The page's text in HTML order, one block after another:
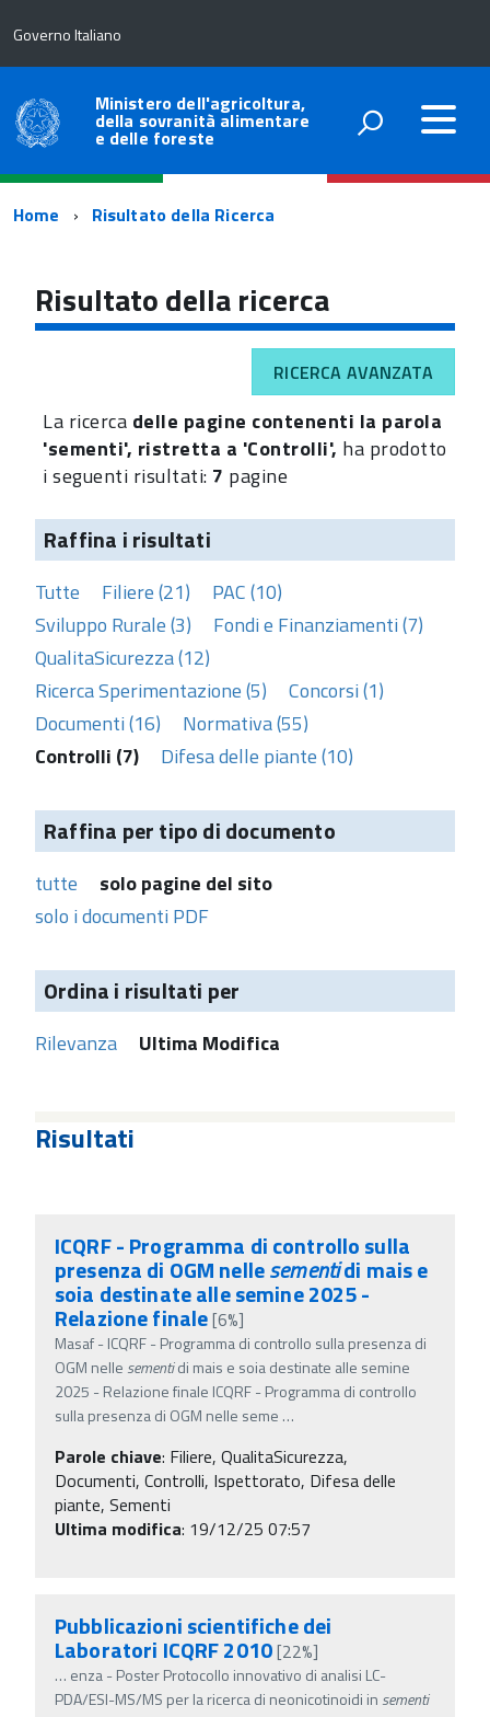
Governo Italiano
Ministero dell'agricoltura,
della sovranità alimentare
e delle foreste
Percorso
navigazione
Home Risultato della Ricerca
Risultato della ricerca
RICERCA AVANZATA
La ricerca delle pagine contenenti la parola
'sementi', ristretta a 'Controlli', ha prodotto
i seguenti risultati: 7 pagine
Raffina i risultati
Tutte Filiere (21)
PAC (10)
Sviluppo Rurale (3)
Fondi e Finanziamenti (7)
QualitaSicurezza (12)
Ricerca Sperimentazione (5)
Concorsi (1)
Documenti (16)
Normativa (55)
Controlli (7)
Difesa delle piante (10)
Raffina per tipo di documento
tutte
solo pagine del sito
solo i documenti PDF
Ordina i risultati per
Rilevanza Ultima Modifica
Risultati
ICQRF - Programma di controllo sulla
presenza di OGM nellesementidi mais e
soia destinate alle semine 2025 -
Relazione finale[6%]
Masaf - ICQRF - Programma di controllo sulla presenza di
OGM nelle sementidi mais e soia destinate alle semine
2025 - Relazione finale ICQRF - Programma di controllo
sulla presenza di OGM nelle seme …
Parole chiave: Filiere, QualitaSicurezza,
Documenti, Controlli, Ispettorato, Difesa delle
piante, Sementi
Ultima modifica: 19/12/25 07:57
Pubblicazioni scientifiche dei
Laboratori ICQRF 2010[22%]
… enza - Poster Protocollo innovativo di analisi LC-
PDA/ESI-MS/MS per la ricerca di neonicotinoidi in sementi